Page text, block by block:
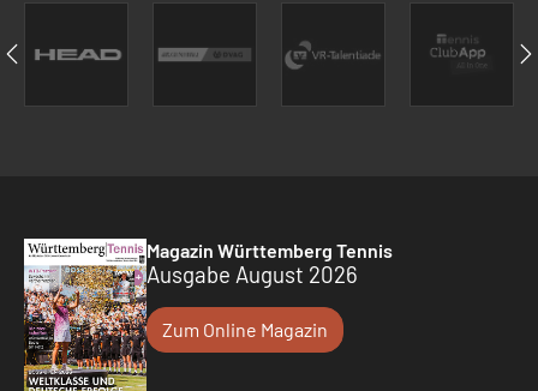
Magazin Württemberg Tennis
Ausgabe August 2026
Zum Online Magazin